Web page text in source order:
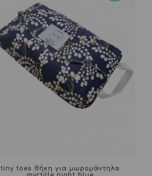
tiny toes θήκη για μωρομάντηλα